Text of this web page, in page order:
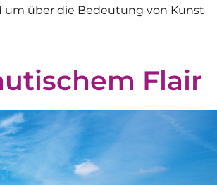
um über die Bedeutung von Kunst
Flair